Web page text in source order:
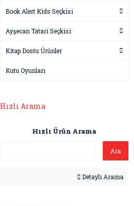
Book Alert Kids Seçkisi
Ayşecan Tatari Seçkisi
Kitap Dostu Ürünler
Kutu Oyunları
Hızlı Arama
Hızlı Ürün Arama
Ara
Detaylı Arama